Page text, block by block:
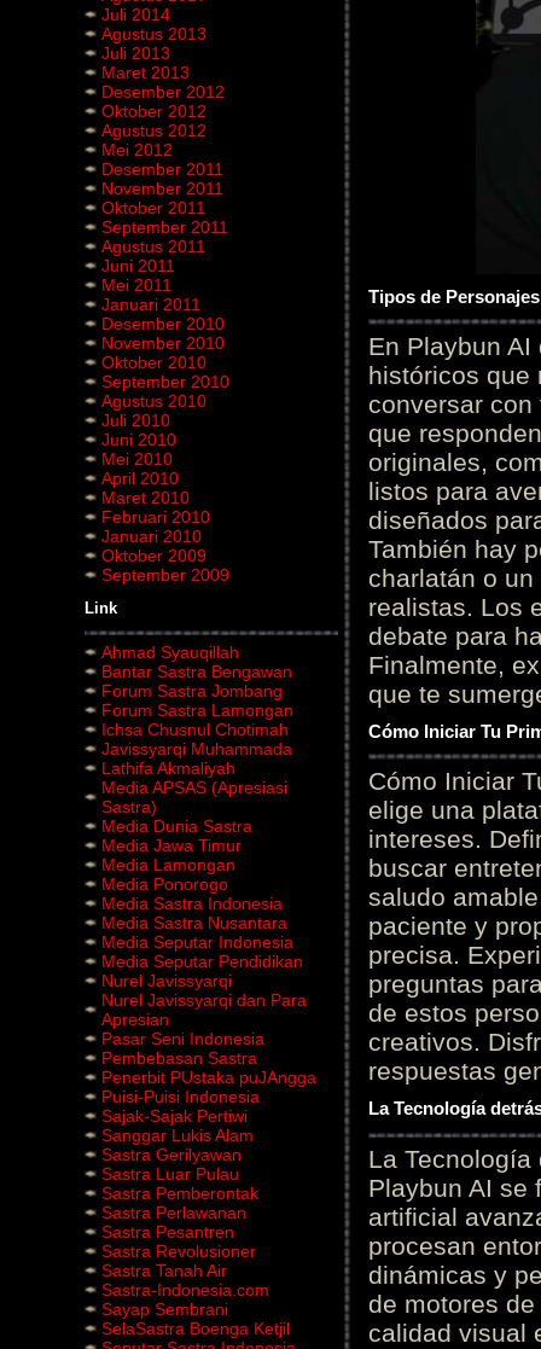
Juli 2014
Agustus 2013
Juli 2013
Maret 2013
Desember 2012
Oktober 2012
Agustus 2012
Mei 2012
Desember 2011
November 2011
Oktober 2011
September 2011
Agustus 2011
Juni 2011
Mei 2011
Januari 2011
Desember 2010
November 2010
Oktober 2010
September 2010
Agustus 2010
Juli 2010
Juni 2010
Mei 2010
April 2010
Maret 2010
Februari 2010
Januari 2010
Oktober 2009
September 2009
Link
Ahmad Syauqillah
Bantar Sastra Bengawan
Forum Sastra Jombang
Forum Sastra Lamongan
Ichsa Chusnul Chotimah
Javissyarqi Muhammada
Lathifa Akmaliyah
Media APSAS (Apresiasi
Sastra)
Media Dunia Sastra
Media Jawa Timur
Media Lamongan
Media Ponorogo
Media Sastra Indonesia
Media Sastra Nusantara
Media Seputar Indonesia
Media Seputar Pendidikan
Nurel Javissyarqi
Nurel Javissyarqi dan Para
Apresian
Pasar Seni Indonesia
Pembebasan Sastra
Penerbit PUstaka puJAngga
Puisi-Puisi Indonesia
Sajak-Sajak Pertiwi
Sanggar Lukis Alam
Sastra Gerilyawan
Sastra Luar Pulau
Sastra Pemberontak
Sastra Perlawanan
Sastra Pesantren
Sastra Revolusioner
Sastra Tanah Air
Sastra-Indonesia.com
Sayap Sembrani
SelaSastra Boenga Ketjil
Tipos de
En Playbun
históricos que
conversar
que
originales,
listos para
diseñados
También hay
charlatán o
realistas. Los
debate para
Finalmente,
que te
Cómo Iniciar Tu
Cómo Iniciar
elige una
intereses.
buscar
saludo
paciente y
precisa.
preguntas
de estos
creativos.
respuestas
La Tecnología
La
Playbun AI se
artificial
procesan
dinámicas y
de motores
calidad visual